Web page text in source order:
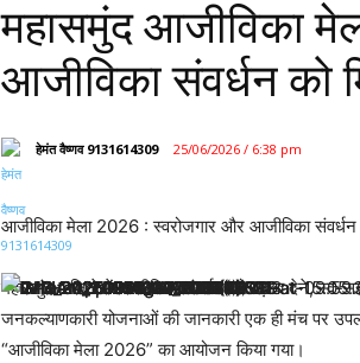
महासमुंद आजीविका
आजीविका संवर्धन को
हेमंत वैष्णव 9131614309 25/06/2026 / 6:38 pm
आजीविका मेला 2026 : स्वरोजगार और आजीविका संवर्धन
महासमुंद। जिले में आजीविका संवर्धन को बढ़ावा देने, स्व-
जनकल्याणकारी योजनाओं की जानकारी एक ही मंच पर
“आजीविका मेला 2026” का आयोजन किया गया।